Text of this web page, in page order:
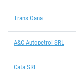
Trans Oana
A&C Autopetrol SRL
Cata SRL